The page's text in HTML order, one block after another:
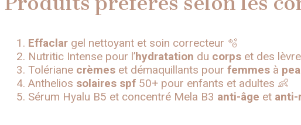
Effaclar gel nettoyant et soin correcteur 🫧
Nutritic Intense pour l’hydratation du corps et des
Tolériane crèmes et démaquillants pour femmes à
Anthelios solaires spf 50+ pour enfants et adultes 👶
Sérum Hyalu B5 et concentré Mela B3 anti-âge et anti-